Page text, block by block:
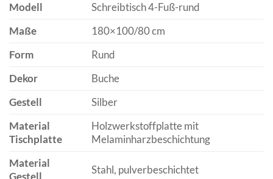
Modell
Schreibtisch 4-Fuß-rund
Maße
180×100/80 cm
Form
Rund
Dekor
Buche
Gestell
Silber
Material
Tischplatte
Holzwerkstoffplatte mit
Melaminharzbeschichtung
Material
Gestell
Stahl, pulverbeschichtet